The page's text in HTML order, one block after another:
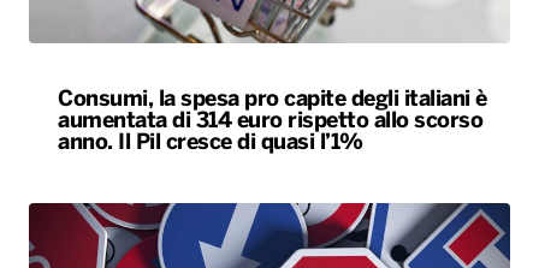
Consumi, la spesa pro capite degli italiani è
aumentata di 314 euro rispetto allo scorso
anno. Il Pil cresce di quasi l’1%